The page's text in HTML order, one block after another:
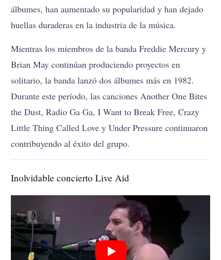
álbumes, han aumentado su popularidad y han dejado
huellas duraderas en la industria de la música.
Mientras los miembros de la banda Freddie Mercury y
Brian May continúan produciendo proyectos en
solitario, la banda lanzó dos álbumes más en 1982.
Durante este período, las canciones Another One Bites
the Dust, Radio Ga Ga, I Want to Break Free, Crazy
Little Thing Called Love y Under Pressure continuaron
contribuyendo al éxito del grupo.
Inolvidable concierto Live Aid